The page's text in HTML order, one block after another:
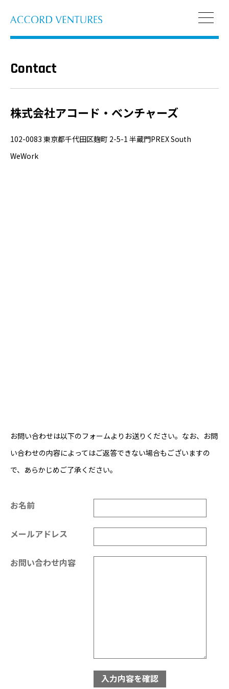
Contact
株式会社アコード・ベンチャーズ
102-0083 東京都千代田区麹町 2-5-1 半蔵門PREX South
WeWork
お問い合わせは以下のフォームよりお送りください。なお、お問
い合わせの内容によってはご返答できない場合もございますの
で、あらかじめご了承ください。
お名前
メールアドレス
お問い合わせ内容
入力内容を確認